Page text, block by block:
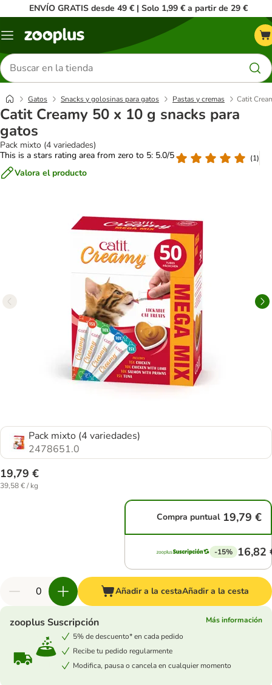
ENVÍO GRATIS desde 49 € | Solo 1,99 € a partir de 29 €
Menú
Buscar
productos
Gatos Snacks y golosinas para gatos Pastas y cremas Catit
Catit Creamy 50 x 10 g snacks para
gatos
Pack mixto (4 variedades)
This is a stars rating area from zero to 5: 5.0/5
(1)
Valora el producto
Pack mixto (4 variedades)
2478651.0
19,79 €
39,58 € / kg
Compra puntual 19,79 €
-15% 16,82
Añadir a la cestaAñadir a la cesta
zooplus Suscripción
Más información
5% de descuento* en cada pedido
Recibe tu pedido regularmente
Modifica, pausa o cancela en cualquier momento